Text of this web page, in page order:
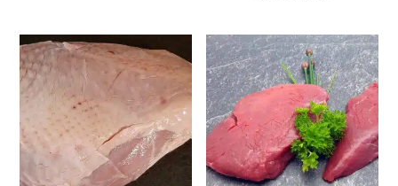
Dieses Produkt weist mehrere Varianten auf. Die Optionen können auf der Produktseite gewählt werden